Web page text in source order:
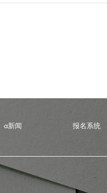
α新闻 报名系统